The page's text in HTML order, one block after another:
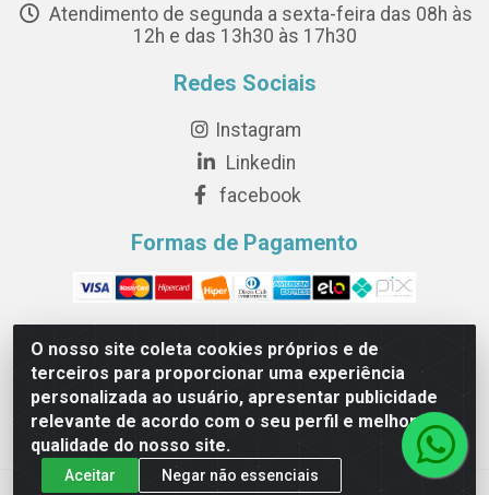
O nosso site coleta cookies próprios e de
terceiros para proporcionar uma experiência
personalizada ao usuário, apresentar publicidade
relevante de acordo com o seu perfil e melhorar a
qualidade do nosso site.
Aceitar Negar não essenciais
Atendimento de segunda a sexta-feira das 08h às
12h e das 13h30 às 17h30
Redes Sociais
Instagram
Linkedin
facebook
Formas de Pagamento
Novesete Distribuidora LTDA - Avenida Setecentos, S/N,
Terminal Intermodal da Serra, Serra/ES - CEP 29161-414 -
CNPJ 29.479.604/0001-44